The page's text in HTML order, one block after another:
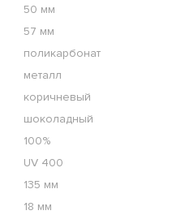
50 мм
57 мм
поликарбонат
металл
коричневый
шоколадный
100%
UV 400
135 мм
18 мм